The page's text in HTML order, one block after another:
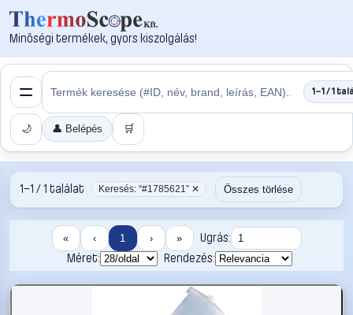
Minőségi termékek, gyors kiszolgálás!
1–1 / 1
🌙 👤 Belépés 🛒
1–1 / 1 találat Keresés: “#1785621” ✕ Összes törlése
« ‹ 1 › »
Ugrás:
Méret:
Rendezés: